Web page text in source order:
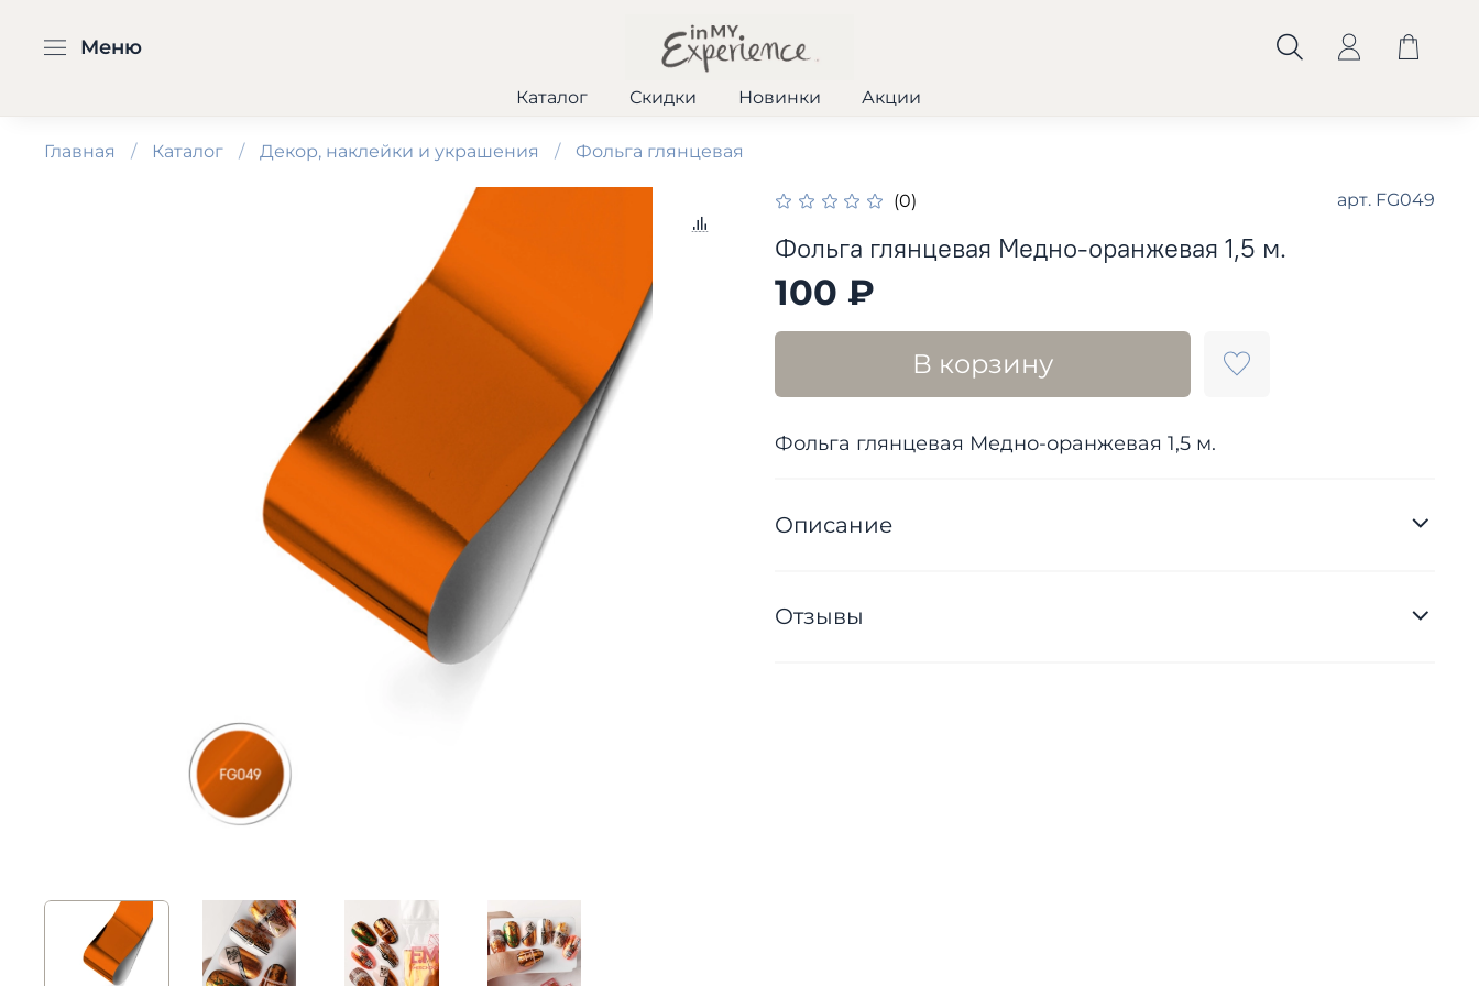
Меню
Каталог Скидки Новинки Акции
Главная Каталог Декор, наклейки и украшения Фольга глянцевая
(0) арт. FG049
Фольга глянцевая Медно-оранжевая 1,5 м.
100 ₽
В корзину
Фольга глянцевая Медно-оранжевая 1,5 м.
Описание
Отзывы